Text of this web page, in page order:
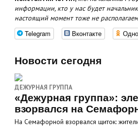
информации, кто у нас будет
настоящий момент тоже не
Telegram Вконтакте
Новости сегодня
ДЕЖУРНАЯ ГРУППА
«Дежурная группа»:
взорвался на
На Семафорной взорвался щиток: